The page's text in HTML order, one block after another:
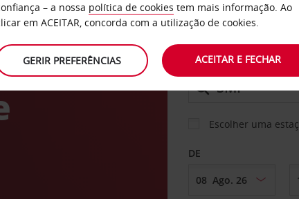
CARRO
LEVANTAR EM
Escolher uma
DE
– a nossa política de cookies tem mais informação. Ao
em ACEITAR, concorda com a utilização de cookies.
GERIR PREFERÊNCIAS ACEITAR E FECHAR